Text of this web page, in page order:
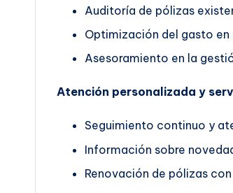
Auditoría de pólizas
Optimización del gasto en
Asesoramiento en la
Atención personalizada y
Seguimiento continuo y
Información sobre
Renovación de pólizas